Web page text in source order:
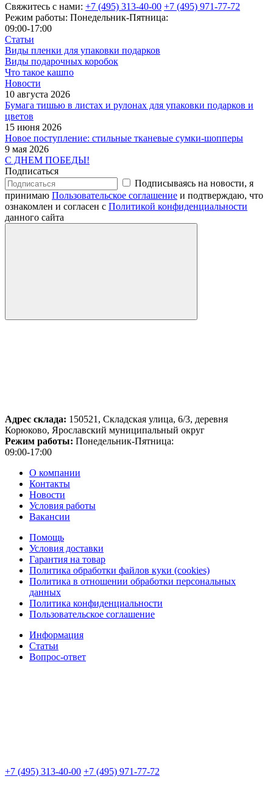
Свяжитесь с нами: +7 (495) 313-40-00 +7 (495) 971-77-72
Режим работы: Понедельник-Пятница:
09:00-17:00
Статьи
Виды пленки для упаковки подарков
Виды подарочных коробок
Что такое кашпо
Новости
10 августа 2026
Бумага тишью в листах и рулонах для упаковки подарков и
цветов
15 июня 2026
Новое поступление: стильные тканевые сумки-шопперы
9 мая 2026
С ДНЕМ ПОБЕДЫ!
Подписаться
Подписываясь на новости, я
принимаю Пользовательское соглашение и подтверждаю, что
ознакомлен и согласен с Политикой конфиденциальности
данного сайта
Адрес склада: 150521, Складская улица, 6/3, деревня
Корюково, Ярославский муниципальный округ
Режим работы: Понедельник-Пятница:
09:00-17:00
О компании
Контакты
Новости
Условия работы
Вакансии
Помощь
Условия доставки
Гарантия на товар
Политика обработки файлов куки (cookies)
Политика в отношении обработки персональных
данных
Политика конфиденциальности
Пользовательское соглашение
Информация
Статьи
Вопрос-ответ
+7 (495) 313-40-00 +7 (495) 971-77-72